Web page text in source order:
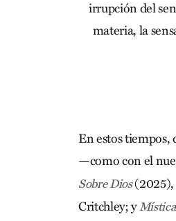
irrupción del
materia, la
En estos tiempos,
—como con el
Sobre Dios(2025),
Critchley; y